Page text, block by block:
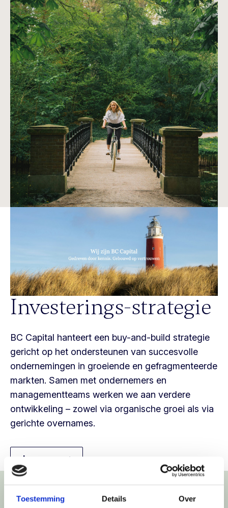
Toestemming Details Over
Investerings-strategie
BC Capital hanteert een buy-and-build strategie
gericht op het ondersteunen van succesvolle
ondernemingen in groeiende en gefragmenteerde
markten. Samen met ondernemers en
managementteams werken we aan verdere
ontwikkeling – zowel via organische groei als via
gerichte overnames.
Lees meer
Portfolio